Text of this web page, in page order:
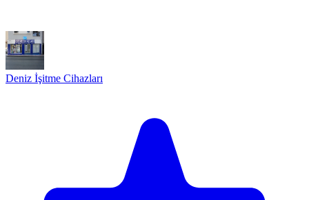
Deniz İşitme Cihazları